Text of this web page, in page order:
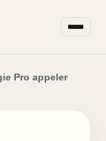
Pro appeler